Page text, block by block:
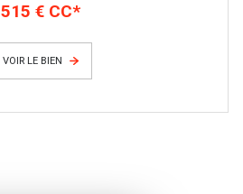
515 € CC*
VOIR LE BIEN